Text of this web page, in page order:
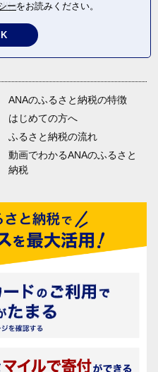
エリア
ANAのふるさと納税の特徴
はじめての方へ
ふるさと納税の流れ
動画でわかるANAのふるさと
納税
ーをお読みください。